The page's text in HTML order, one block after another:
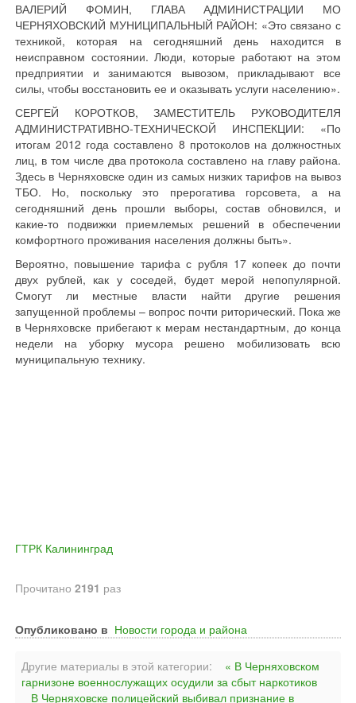
ВАЛЕРИЙ ФОМИН, ГЛАВА АДМИНИСТРАЦИИ МО
ЧЕРНЯХОВСКИЙ МУНИЦИПАЛЬНЫЙ РАЙОН: «Это связано с
техникой, которая на сегодняшний день находится в
неисправном состоянии. Люди, которые работают на этом
предприятии и занимаются вывозом, прикладывают все
силы, чтобы восстановить ее и оказывать услуги населению».
СЕРГЕЙ КОРОТКОВ, ЗАМЕСТИТЕЛЬ РУКОВОДИТЕЛЯ
АДМИНИСТРАТИВНО-ТЕХНИЧЕСКОЙ ИНСПЕКЦИИ: «По
итогам 2012 года составлено 8 протоколов на должностных
лиц, в том числе два протокола составлено на главу района.
Здесь в Черняховске один из самых низких тарифов на вывоз
ТБО. Но, поскольку это прерогатива горсовета, а на
сегодняшний день прошли выборы, состав обновился, и
какие-то подвижки приемлемых решений в обеспечении
комфортного проживания населения должны быть».
Вероятно, повышение тарифа с рубля 17 копеек до почти
двух рублей, как у соседей, будет мерой непопулярной.
Смогут ли местные власти найти другие решения
запущенной проблемы – вопрос почти риторический. Пока же
в Черняховске прибегают к мерам нестандартным, до конца
недели на уборку мусора решено мобилизовать всю
муниципальную технику.
ГТРК Калининград
Прочитано 2191 раз
Опубликовано в Новости города и района
Другие материалы в этой категории:
« В Черняховском
гарнизоне военнослужащих осудили за сбыт наркотиков
В Черняховске полицейский выбивал признание в